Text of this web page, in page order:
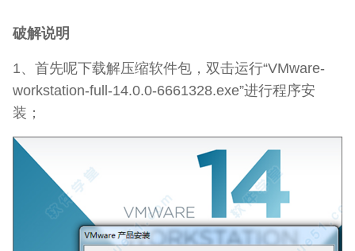
破解说明
1、首先呢下载解压缩软件包，双击运行“VMware-
workstation-full-14.0.0-6661328.exe”进行程序安
装；